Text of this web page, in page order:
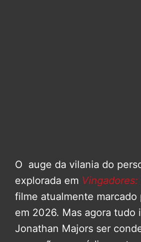
O auge da vilania do
explorada em
filme atualmente marcado
em 2026. Mas agora tudo
Jonathan Majors ser